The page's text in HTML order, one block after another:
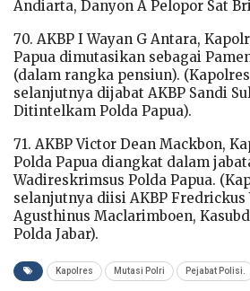
Andiarta, Danyon A Pelopor Sat
70. AKBP I Wayan G Antara,
Papua dimutasikan sebagai
(dalam rangka pensiun).
selanjutnya dijabat AKBP Sandi
Ditintelkam Polda Papua).
71. AKBP Victor Dean Mackbon,
Polda Papua diangkat dalam
Wadireskrimsus Polda Papua.
selanjutnya diisi AKBP
Agusthinus Maclarimboen,
Polda Jabar).
Kapolres Mutasi Polri Pejabat Polisi.